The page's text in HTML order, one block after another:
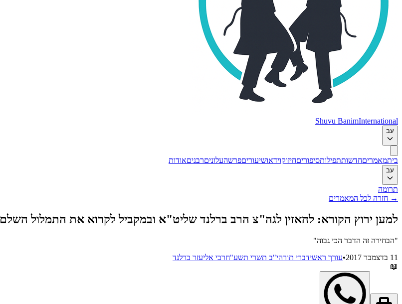
Shuvu BanimInternational
עב
ביתמאמריםחדשותתפילותסיפוריםחיזוקוידאושיעוריםפרשהעלוניםרבניםאודות
עב
תרומה
→ חזרה לכל המאמרים
למען ירוץ הקורא: להאזין לגה"צ הרב ברלנד שליט"א ובמקביל לקרוא את התמלול השלם
"הבחירה זה הדבר הכי גבוה"
11 בדצמבר 2017
•עורך ראשידברי תורהי"ב תשרי תשע"חרבי אליעזר ברלנד
📖